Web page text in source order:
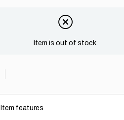
Item is out of stock.
Item features